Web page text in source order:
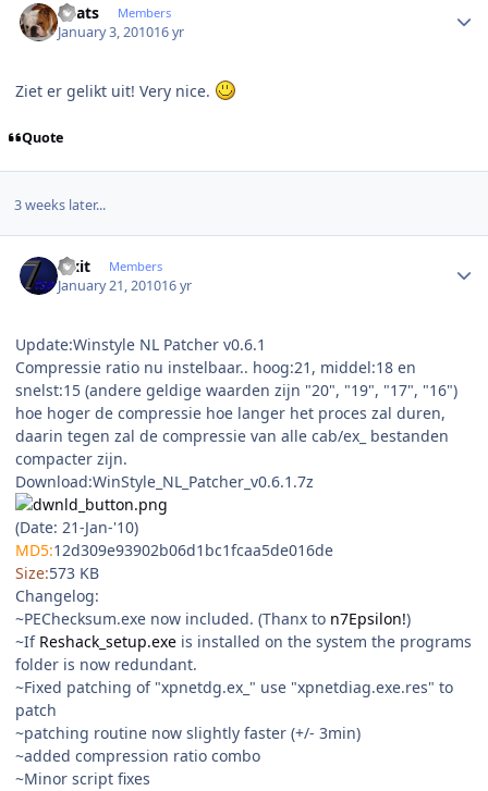
beats Members
January 3, 201016 yr
Ziet er gelikt uit! Very nice.
Quote
3 weeks later...
Fixit Members
January 21, 201016 yr
Update:Winstyle NL Patcher v0.6.1
Compressie ratio nu instelbaar.. hoog:21, middel:18 en
snelst:15 (andere geldige waarden zijn "20", "19", "17", "16")
hoe hoger de compressie hoe langer het proces zal duren,
daarin tegen zal de compressie van alle cab/ex_ bestanden
compacter zijn.
Download:WinStyle_NL_Patcher_v0.6.1.7z
(Date: 21-Jan-'10)
MD5:12d309e93902b06d1bc1fcaa5de016de
Size:573 KB
Changelog:
~PEChecksum.exe now included. (Thanx to n7Epsilon!)
~If Reshack_setup.exe is installed on the system the programs
folder is now redundant.
~Fixed patching of "xpnetdg.ex_" use "xpnetdiag.exe.res" to
patch
~patching routine now slightly faster (+/- 3min)
~added compression ratio combo
~Minor script fixes